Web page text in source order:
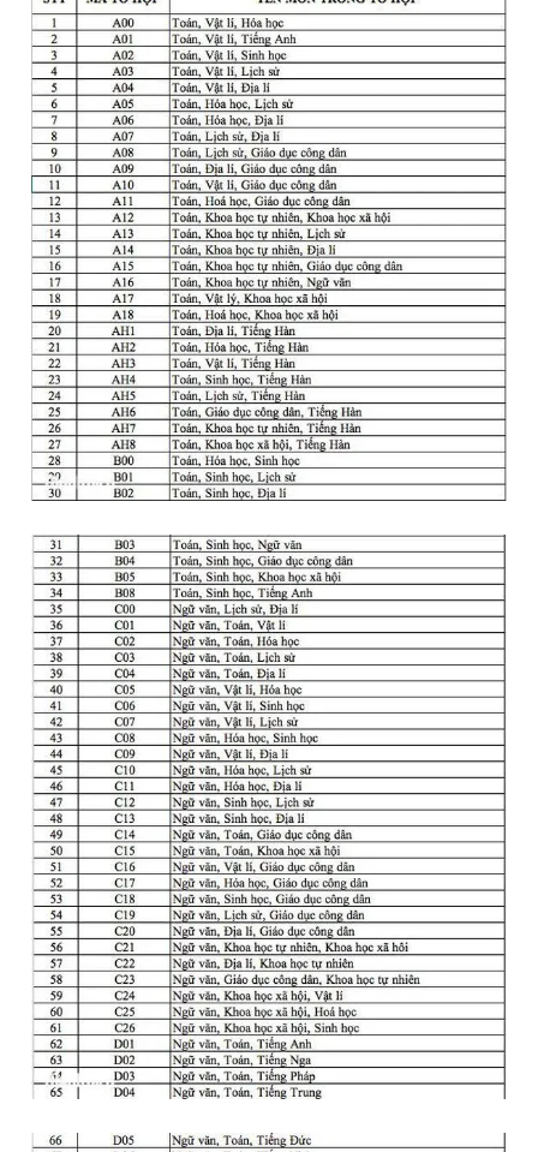
Hotline
0906 645 777
Liên hệ quảng cáo
0908 780 404
Đặt báo Quảng cáo RSS
Tổng biên tập: Nguyễn Ngọc Toàn
Phó tổng biên tập thường trực: Hải Thành
Phó tổng biên tập: Lâm Hiếu Dũng
Phó tổng biên tập: Trần Việt Hưng
Tổng thư ký tòa soạn: Đức Trung
Giấy phép xuất bản số 110/GP - BTTTT cấp ngày 24.3.2020
© 2003-2026 Bản quyền thuộc về Báo Thanh Niên. Cấm sao
chép dưới mọi hình thức nếu không có sự chấp thuận bằng văn
bản. Phát triển bởi ePi Technologies, JSC.